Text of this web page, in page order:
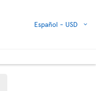
Español - USD